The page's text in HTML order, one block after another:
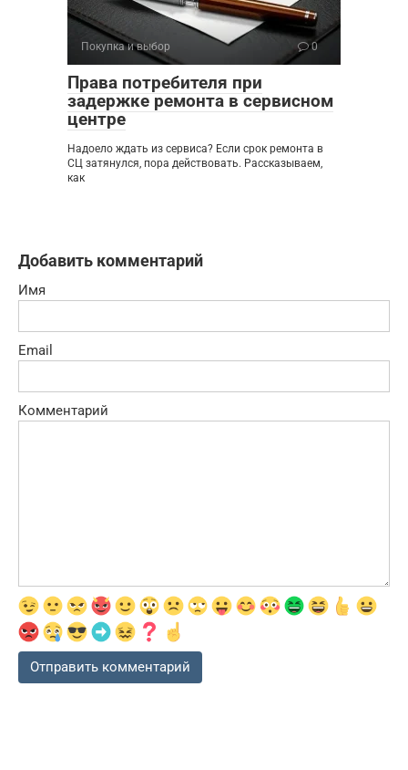
Покупка и выбор 0
Права потребителя при
задержке ремонта в сервисном
центре
Надоело ждать из сервиса? Если срок ремонта в
СЦ затянулся, пора действовать. Рассказываем,
как
Добавить комментарий
Имя
Email
Комментарий